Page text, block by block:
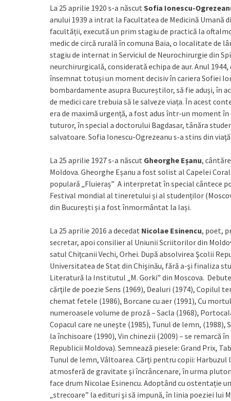
La 25 aprilie 1920 s-a născut Sofia Ionescu-
anului 1939 a intrat la Facultatea de Medicină Umană
facultății, execută un prim stagiu de practică la
medic de circă rurală în comuna Baia, o localitate de
stagiu de internat in Serviciul de Neurochirurgie din
neurchirurgicalǎ, consideratǎ echipa de aur. Anul
însemnat totuși un moment decisiv în cariera Sofiei
bombardamente asupra Bucureștilor, să fie aduși, în
de medici care trebuia să le salveze viața. În acest
era de maximă urgență, a fost adus într-un moment
tuturor, în special a doctorului Bagdasar, tânăra
salvatoare. Sofia Ionescu-Ogrezeanu s-a stins din
La 25 aprilie 1927 s-a născut Gheorghe Eșanu,
Moldova. Gheorghe Eșanu a fost solist al Capelei
populară „Fluieraș” A interpretat în special cântece
Festival mondial al tineretului și al studenților
din București și a fost înmormântat la Iași.
La 25 aprilie 2016 a decedat Nicolae Esinencu, poet,
secretar, apoi consilier al Uniunii Scriitorilor din
satul Chiţcanii Vechi, Orhei. După absolvirea Şcolii
Universitatea de Stat din Chişinău, fără a-şi finaliza
Literatură la Institutul „M. Gorki” din Moscova.
cărţile de poezie Sens (1969), Dealuri (1974), Copilul
chemat fetele (1986), Borcane cu aer (1991), Cu
numeroasele volume de proză – Sacla (1968),
Copacul care ne uneşte (1985), Tunul de lemn,
la închisoare (1990), Vin chinezii (2009) – se remarcă
Republicii Moldova). Semnează piesele: Grand Prix,
Tunul de lemn, Vâltoarea. Cărţi pentru copii: Harbuzul
atmosferă de gravitate şi încrâncenare, în urma
face drum Nicolae Esinencu. Adoptând cu ostentație
„strecoare” la edituri şi să impună, în linia poeziei lui